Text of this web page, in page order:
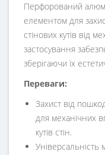
Перфорований
елементом для
стінових кутів від
застосування
зберігаючи їх
Переваги:
Захист від
для механічних
кутів стін.
Універсальність